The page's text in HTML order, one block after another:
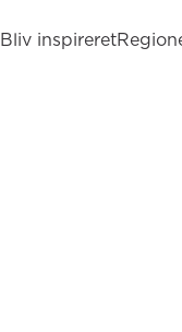
Bliv inspireret